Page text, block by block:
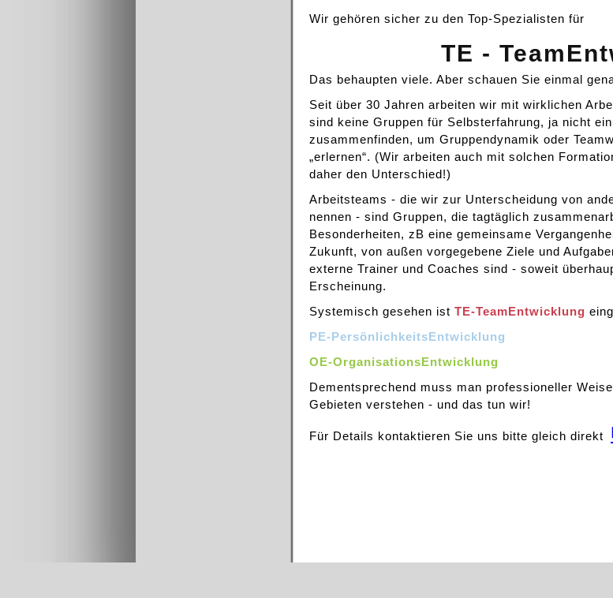
Wir gehören sicher zu den Top-Spezialisten für
TE -
Das behaupten viele. Aber schauen Sie einmal
Seit über 30 Jahren arbeiten wir mit wirklichen
sind keine Gruppen für Selbsterfahrung, ja nicht
zusammenfinden, um Gruppendynamik oder
„erlernen“. (Wir arbeiten auch mit solchen
daher den Unterschied!)
Arbeitsteams - die wir zur Unterscheidung von
nennen - sind Gruppen, die tagtäglich
Besonderheiten, zB eine gemeinsame
Zukunft, von außen vorgegebene Ziele und
externe Trainer und Coaches sind - soweit
Erscheinung.
Systemisch gesehen ist TE-TeamEntwicklung
PE-PersönlichkeitsEntwicklung
OE-OrganisationsEntwicklung
Dementsprechend muss man professioneller
Gebieten verstehen - und das tun wir!
Für Details kontaktieren Sie uns bitte gleich direkt